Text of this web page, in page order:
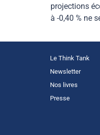
projections
à -0,40 % ne
Le Think Tank
Newsletter
Nos livres
Presse